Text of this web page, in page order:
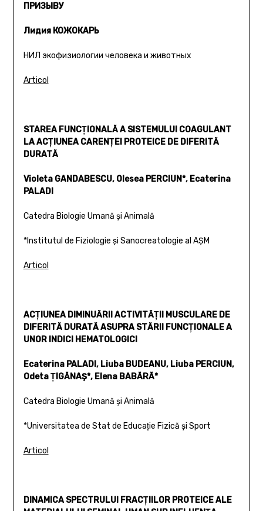
ПРИЗЫВУ
Лидия КОЖОКАРЬ
НИЛ экофизиологии человека и животных
Articol
STAREA FUNCŢIONALĂ A SISTEMULUI COAGULANT
LA ACŢIUNEA CARENŢEI PROTEICE DE DIFERITĂ
DURATĂ
Violeta GANDABESCU, Olesea PERCIUN*, Ecaterina
PALADI
Catedra Biologie Umană şi Animală
*Institutul de Fiziologie şi Sanocreatologie al AŞM
Articol
ACŢIUNEA DIMINUĂRII ACTIVITĂŢII MUSCULARE DE
DIFERITĂ DURATĂ ASUPRA STĂRII FUNCŢIONALE A
UNOR INDICI HEMATOLOGICI
Ecaterina PALADI, Liuba BUDEANU, Liuba PERCIUN,
Odeta ŢIGĂNAŞ*, Elena BABĂRĂ*
Catedra Biologie Umană şi Animală
*Universitatea de Stat de Educaţie Fizică şi Sport
Articol
DINAMICA SPECTRULUI FRACŢIILOR PROTEICE ALE